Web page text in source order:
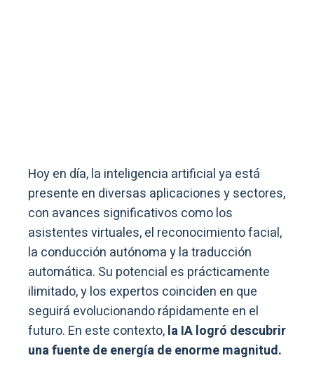
Hoy en día, la inteligencia artificial ya está
presente en diversas aplicaciones y sectores,
con avances significativos como los
asistentes virtuales, el reconocimiento facial,
la conducción autónoma y la traducción
automática. Su potencial es prácticamente
ilimitado, y los expertos coinciden en que
seguirá evolucionando rápidamente en el
futuro. En este contexto,la IA logró descubrir
una fuente de energía de enorme magnitud.